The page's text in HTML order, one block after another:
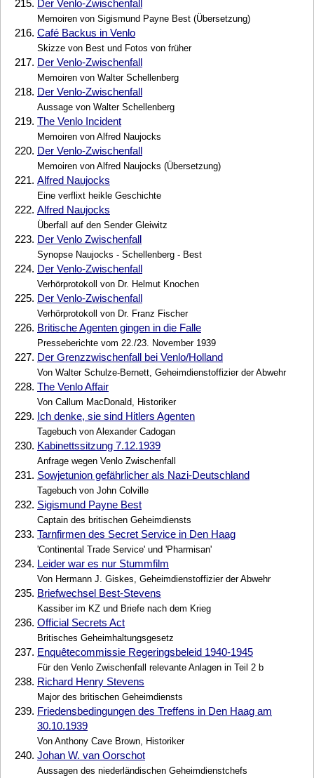
215. Der Venlo-Zwischenfall
Memoiren von Sigismund Payne Best (Übersetzung)
216. Café Backus in Venlo
Skizze von Best und Fotos von früher
217. Der Venlo-Zwischenfall
Memoiren von Walter Schellenberg
218. Der Venlo-Zwischenfall
Aussage von Walter Schellenberg
219. The Venlo Incident
Memoiren von Alfred Naujocks
220. Der Venlo-Zwischenfall
Memoiren von Alfred Naujocks (Übersetzung)
221. Alfred Naujocks
Eine verflixt heikle Geschichte
222. Alfred Naujocks
Überfall auf den Sender Gleiwitz
223. Der Venlo Zwischenfall
Synopse Naujocks - Schellenberg - Best
224. Der Venlo-Zwischenfall
Verhörprotokoll von Dr. Helmut Knochen
225. Der Venlo-Zwischenfall
Verhörprotokoll von Dr. Franz Fischer
226. Britische Agenten gingen in die Falle
Presseberichte vom 22./23. November 1939
227. Der Grenzzwischenfall bei Venlo/Holland
Von Walter Schulze-Bernett, Geheimdienstoffizier der Abwehr
228. The Venlo Affair
Von Callum MacDonald, Historiker
229. Ich denke, sie sind Hitlers Agenten
Tagebuch von Alexander Cadogan
230. Kabinettssitzung 7.12.1939
Anfrage wegen Venlo Zwischenfall
231. Sowjetunion gefährlicher als Nazi-Deutschland
Tagebuch von John Colville
232. Sigismund Payne Best
Captain des britischen Geheimdiensts
233. Tarnfirmen des Secret Service in Den Haag
'Continental Trade Service' und 'Pharmisan'
234. Leider war es nur Stummfilm
Von Hermann J. Giskes, Geheimdienstoffizier der Abwehr
235. Briefwechsel Best-Stevens
Kassiber im KZ und Briefe nach dem Krieg
236. Official Secrets Act
Britisches Geheimhaltungsgesetz
237. Enquêtecommissie Regeringsbeleid 1940-1945
Für den Venlo Zwischenfall relevante Anlagen in Teil 2 b
238. Richard Henry Stevens
Major des britischen Geheimdiensts
239. Friedensbedingungen des Treffens in Den Haag am
30.10.1939
Von Anthony Cave Brown, Historiker
240. Johan W. van Oorschot
Aussagen des niederländischen Geheimdienstchefs